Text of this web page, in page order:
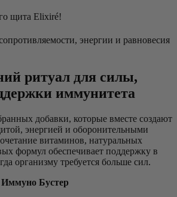
щита Elixiré!
энергии и равновесия
ритуал для силы,
иммунитета
добавки, которые вместе создают
энергией и оборонительными
витаминов, натуральных
формул обеспечивает поддержку в
организму требуется больше сил.
Бустер